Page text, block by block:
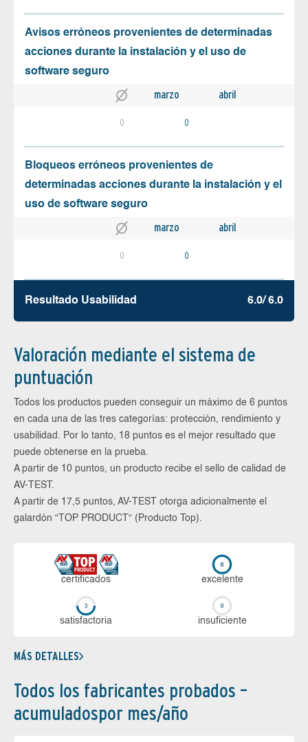
Avisos erróneos provenientes de determinadas
acciones durante la instalación y el uso de
software seguro
marzo abril
0 0
Bloqueos erróneos provenientes de
determinadas acciones durante la instalación y el
uso de software seguro
marzo abril
0 0
Resultado Usabilidad 6.0/ 6.0
Valoración mediante el sistema de
puntuación
Todos los productos pueden conseguir un máximo de 6 puntos
en cada una de las tres categorías: protección, rendimiento y
usabilidad. Por lo tanto, 18 puntos es el mejor resultado que
puede obtenerse en la prueba.
A partir de 10 puntos, un producto recibe el sello de calidad de
AV-TEST.
A partir de 17,5 puntos, AV-TEST otorga adicionalmente el
galardón “TOP PRODUCT“ (Producto Top).
certi­ficados ex­ce­len­te
sa­tis­fac­to­ria in­su­fi­cien­te
MÁS DETALLES
Todos los fabricantes probados –
acumuladospor mes/año